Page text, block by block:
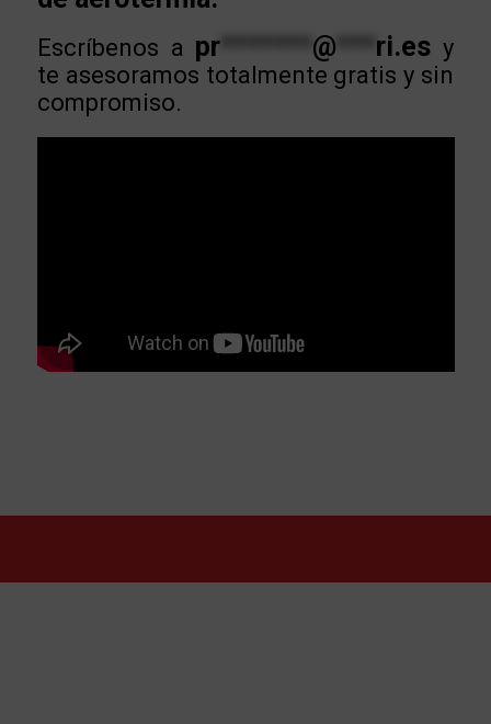
Escríbenos a pr ******* @ *** ri.es y
te asesoramos totalmente gratis y sin
compromiso.